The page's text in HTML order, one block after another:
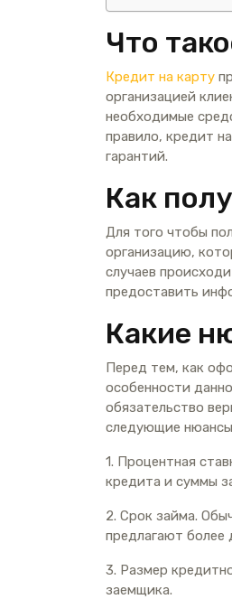
Что
Кредит на карту
организацией
необходимые
правило, кредит
гарантий.
Как
Для того чтобы
организацию,
случаев
предоставить
Какие
Перед тем, как
особенности
обязательство
следующие
1. Процентная
кредита и суммы
2. Срок займа.
предлагают более
3. Размер
заемщика.